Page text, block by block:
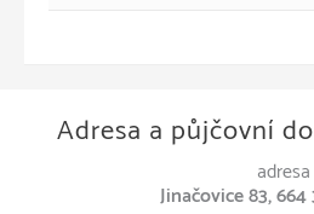
Adresa a půjčovní
adresa
Jinačovice 83,